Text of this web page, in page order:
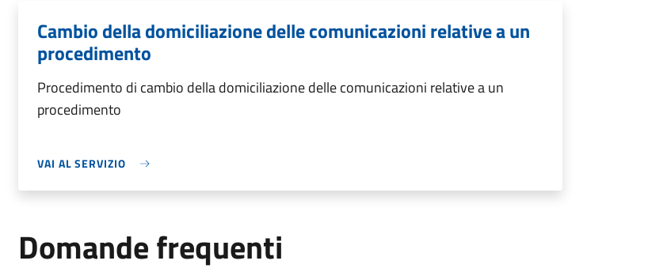
Cambio della domiciliazione delle comunicazioni relative a un
procedimento
Procedimento di cambio della domiciliazione delle comunicazioni relative a un
procedimento
VAI AL SERVIZIO
Domande frequenti